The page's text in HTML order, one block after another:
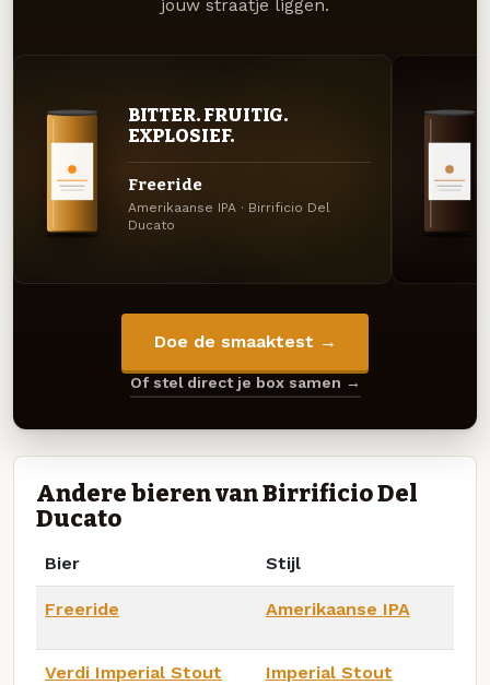
jouw straatje liggen.
BITTER. FRUITIG.
EXPLOSIEF.
Freeride
Amerikaanse IPA · Birrificio Del
Ducato
Doe de smaaktest →
Of stel direct je box samen →
Andere bieren van Birrificio Del
Ducato
Bier Stijl
Freeride Amerikaanse IPA
Verdi Imperial Stout Imperial Stout